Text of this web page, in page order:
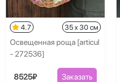
4.7 35 x 30 см
Освещенная роща [articul
- 272536]
8525₽ Заказать